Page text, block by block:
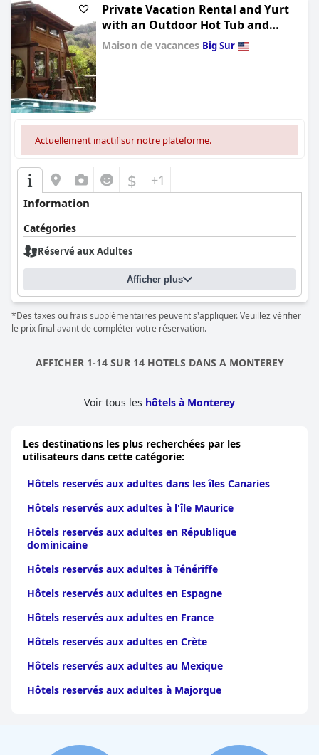
Private Vacation Rental and Yurt
with an Outdoor Hot Tub and
Fireplace in Big Sur, California
Maison de vacances Big Sur
Actuellement inactif sur notre plateforme.
$ +1
Information
Catégories
Réservé aux Adultes
Afficher plus
*Des taxes ou frais supplémentaires peuvent s'appliquer. Veuillez vérifier
le prix final avant de compléter votre réservation.
AFFICHER 1-14 SUR 14 HOTELS DANS A MONTEREY
Voir tous les hôtels à Monterey
Les destinations les plus recherchées par les
utilisateurs dans cette catégorie:
Hôtels reservés aux adultes dans les îles Canaries
Hôtels reservés aux adultes à l'île Maurice
Hôtels reservés aux adultes en République
dominicaine
Hôtels reservés aux adultes à Ténériffe
Hôtels reservés aux adultes en Espagne
Hôtels reservés aux adultes en France
Hôtels reservés aux adultes en Crète
Hôtels reservés aux adultes au Mexique
Hôtels reservés aux adultes à Majorque